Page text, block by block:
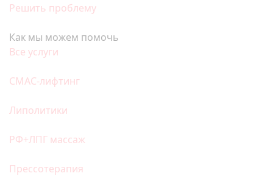
Решить проблему
Как мы можем помочь
Все услуги
СМАС-лифтинг
Липолитики
РФ+ЛПГ массаж
Прессотерапия